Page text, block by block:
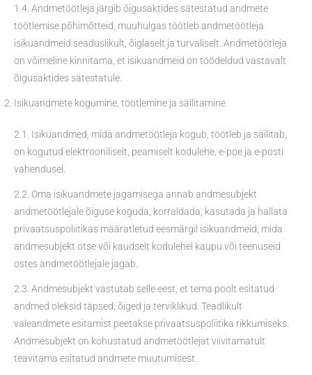
1.4. Andmetöötleja järgib õigusaktides sätestatud andmete
töötlemise põhimõtteid, muuhulgas töötleb andmetöötleja
isikuandmeid seaduslikult, õiglaselt ja turvaliselt. Andmetöötleja
on võimeline kinnitama, et isikuandmeid on töödeldud vastavalt
õigusaktides sätestatule.
Isikuandmete kogumine, töötlemine ja säilitamine
2.1. Isikuandmed, mida andmetöötleja kogub, töötleb ja säilitab,
on kogutud elektrooniliselt, peamiselt kodulehe, e-poe ja e-posti
vahendusel.
2.2. Oma isikuandmete jagamisega annab andmesubjekt
andmetöötlejale õiguse koguda, korraldada, kasutada ja hallata
privaatsuspoliitikas määratletud eesmärgil isikuandmeid, mida
andmesubjekt otse või kaudselt kodulehel kaupu või teenuseid
ostes andmetöötlejale jagab.
2.3. Andmesubjekt vastutab selle eest, et tema poolt esitatud
andmed oleksid täpsed, õiged ja terviklikud. Teadlikult
valeandmete esitamist peetakse privaatsuspoliitika rikkumiseks.
Andmesubjekt on kohustatud andmetöötlejat viivitamatult
teavitama esitatud andmete muutumisest.